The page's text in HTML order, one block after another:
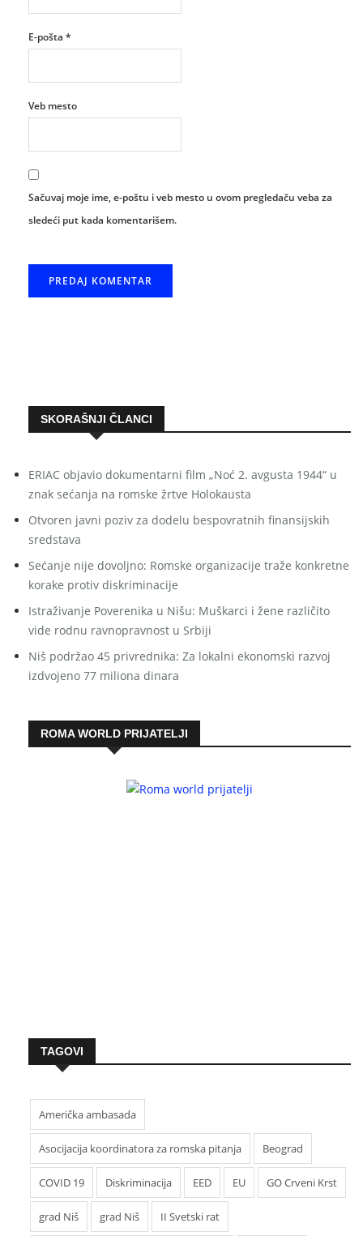
E-pošta *
Veb mesto
Sačuvaj moje ime, e-poštu i veb mesto u ovom pregledaču veba za
sledeći put kada komentarišem.
SKORAŠNJI ČLANCI
ERIAC objavio dokumentarni film „Noć 2. avgusta 1944“ u
znak sećanja na romske žrtve Holokausta
Otvoren javni poziv za dodelu bespovratnih finansijskih
sredstava
Sećanje nije dovoljno: Romske organizacije traže konkretne
korake protiv diskriminacije
Istraživanje Poverenika u Nišu: Muškarci i žene različito
vide rodnu ravnopravnost u Srbiji
Niš podržao 45 privrednika: Za lokalni ekonomski razvoj
izdvojeno 77 miliona dinara
ROMA WORLD PRIJATELJI
TAGOVI
Američka ambasada
Asocijacija koordinatora za romska pitanja Beograd
COVID 19 Diskriminacija EED EU GO Crveni Krst
grad Niš grad Niš II Svetski rat